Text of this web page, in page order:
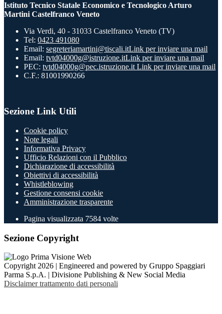
Istituto Tecnico Statale Economico e Tecnologico Arturo
Martini Castelfranco Veneto
Via Verdi, 40 - 31033 Castelfranco Veneto (TV)
Tel: 0423 491080
Email: segreteriamartini@tiscali.itLink per inviare una mail
Email: tvtd04000g@istruzione.itLink per inviare una mail
PEC: tvtd04000g@pec.istruzione.it Link per inviare una mail
C.F.: 81001990266
Sezione Link Utili
Cookie policy
Note legali
Informativa Privacy
Ufficio Relazioni con il Pubblico
Dichiarazione di accessibilità
Obiettivi di accessibilità
Whistleblowing
Gestione consensi cookie
Amministrazione trasparente
Pagina visualizzata 7584 volte
Sezione Copyright
Copyright 2026 | Engineered and powered by Gruppo Spaggiari
Parma S.p.A. | Divisione Publishing & New Social Media
Disclaimer trattamento dati personali